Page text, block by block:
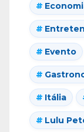
Evento
Itália
Lulu